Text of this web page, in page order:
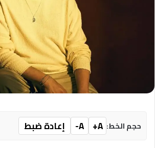
حجم الخط: A+
A-
إعادة ضبط